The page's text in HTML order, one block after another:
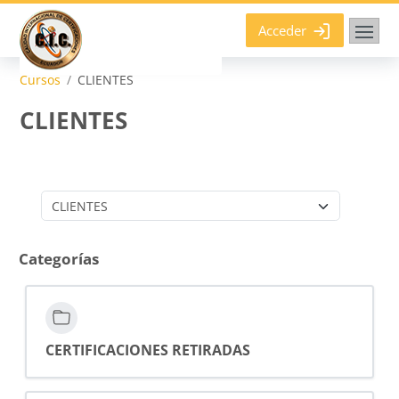
Salta al contenido principal
Acceder
Cursos CLIENTES
CLIENTES
Categorías
CERTIFICACIONES RETIRADAS